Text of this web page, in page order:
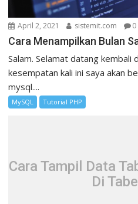
April 2, 2021 sistemit.com 0
Cara Menampilkan Bulan
Salam. Selamat datang kembali
kesempatan kali ini saya akan
mysql....
MySQL Tutorial PHP
Cara Tampil Data
Di